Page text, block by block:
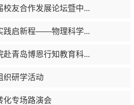
友合作发展论坛暨中...
践启新程——物理科学...
青岛博恩行知教育科...
研学活动
化专场路演会